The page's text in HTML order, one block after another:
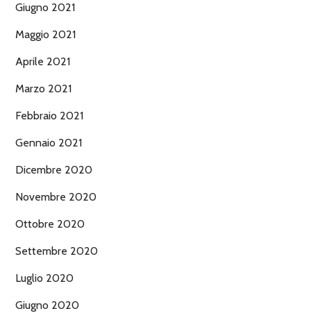
Giugno 2021
Maggio 2021
Aprile 2021
Marzo 2021
Febbraio 2021
Gennaio 2021
Dicembre 2020
Novembre 2020
Ottobre 2020
Settembre 2020
Luglio 2020
Giugno 2020